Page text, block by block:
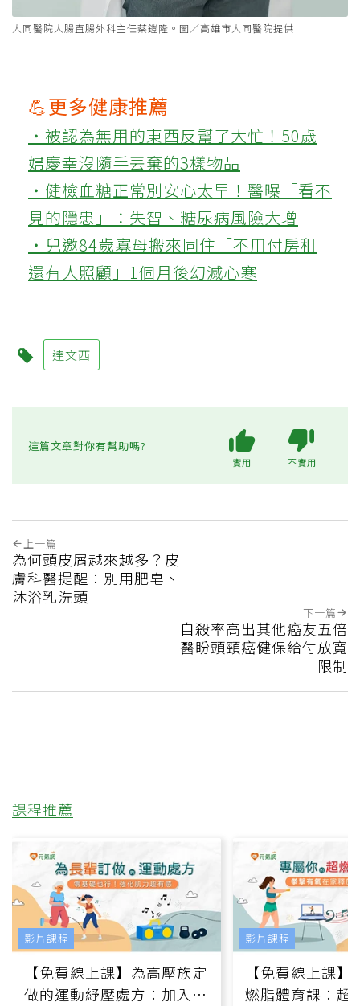
大同醫院大腸直腸外科主任蔡鎧隆。圖／高雄市大同醫院提供
💪更多健康推薦
‧被認為無用的東西反幫了大忙！50歲
婦慶幸沒隨手丟棄的3樣物品
‧健檢血糖正常別安心太早！醫曝「看不
見的隱患」：失智、糖尿病風險大增
‧兒邀84歲寡母搬來同住「不用付房租
還有人照顧」1個月後幻滅心寒
達文西
這篇文章對你有幫助嗎?
實用 不實用
上一篇
為何頭皮屑越來越多？皮
膚科醫提醒：別用肥皂、
沐浴乳洗頭
下一篇
自殺率高出其他癌友五倍
醫盼頭頸癌健保給付放寬
限制
課程推薦
【免費線上課】為高壓族定
做的運動紓壓處方：加入行
影片課程
【免費線上課
燃脂體育課：超
影片課程